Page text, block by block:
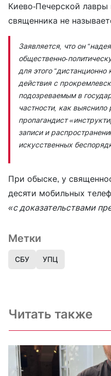
Киево-Печерской лавры
священника не
Заявляется, что он
общественно-
для этого“дистанционно
действия с
подозреваемым в
частности, как
пропагандист
записи и
искусственных
При обыске, у
десяти мобильных
«с доказательствами
Метки
СБУ УПЦ
Читать также